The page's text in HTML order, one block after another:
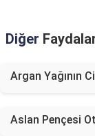
Diğer
Argan Yağının
Aslan Pençesi